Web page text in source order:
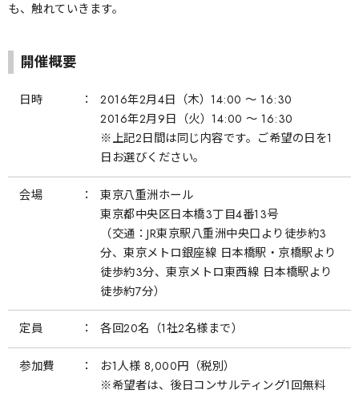
も、触れていきます。
開催概要
日時
2016年2月4日（木）14:00 〜 16:30
2016年2月9日（火）14:00 〜 16:30
※上記2日間は同じ内容です。ご希望の日を1
日お選びください。
会場
東京八重洲ホール
東京都中央区日本橋3丁目4番13号
（交通：JR東京駅八重洲中央口より徒歩約3
分、東京メトロ銀座線 日本橋駅・京橋駅より
徒歩約3分、東京メトロ東西線 日本橋駅より
徒歩約7分）
定員 各回20名（1社2名様まで）
参加費
お1人様 8,000円（税別）
※希望者は、後日コンサルティング1回無料